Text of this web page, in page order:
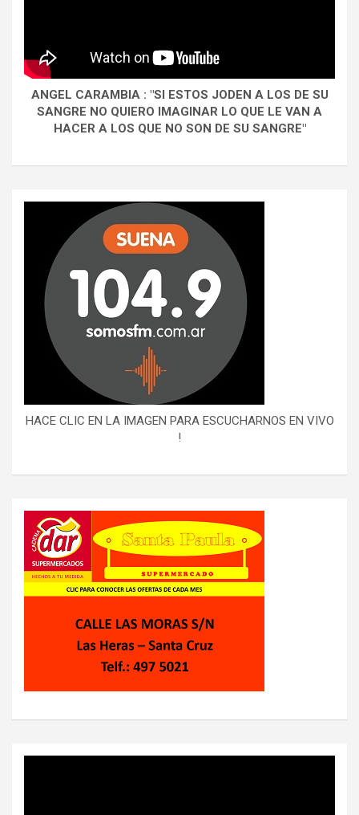
ANGEL CARAMBIA : "SI ESTOS JODEN A LOS DE SU
SANGRE NO QUIERO IMAGINAR LO QUE LE VAN A
HACER A LOS QUE NO SON DE SU SANGRE"
HACE CLIC EN LA IMAGEN PARA ESCUCHARNOS EN VIVO
!